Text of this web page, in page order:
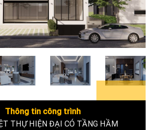
6+
Thông tin công trình
THỰ HIỆN ĐẠI CÓ TẦNG HẦM